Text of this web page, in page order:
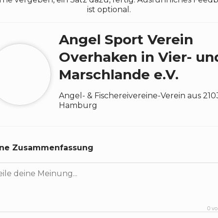
ist optional.
Angel Sport Verein
Overhaken in Vier-
Marschlande e.V.
Angel- & Fischereivereine-Verein aus
Hamburg
Zusammenfassung